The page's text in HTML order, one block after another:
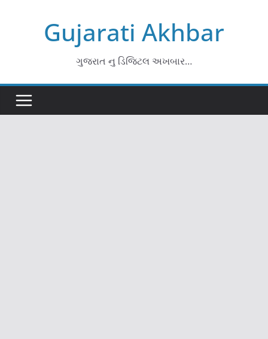
Gujarati Akhbar
ગુજરાત નુ ડિજિટલ અખબાર…